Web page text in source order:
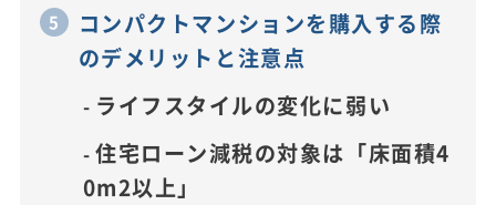
コンパクトマンションを購入する際
のデメリットと注意点
ライフスタイルの変化に弱い
住宅ローン減税の対象は「床面積4
0m2以上」